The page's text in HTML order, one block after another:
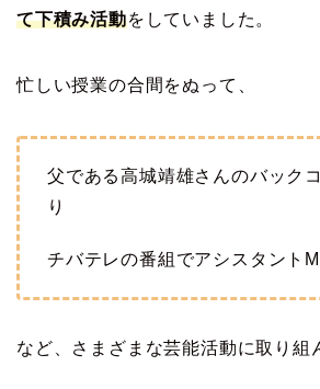
て下積み活動をしていました。
忙しい授業の合間をぬって、
父である高城靖雄さんのバック
り
チバテレの番組でアシスタント
など、さまざまな芸能活動に取り組